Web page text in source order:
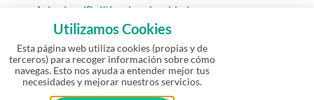
Aviso legalPolítica de privacidad
Política de CookiesGarantía
Política de devolución y reembolso
© Bleta 2026 – Todos los derechos
reservados | Empresa emergente·Un
Utilizamos Cookies
Esta página web utiliza cookies (propias y de
terceros) para recoger información sobre cómo
navegas. Esto nos ayuda a entender mejor tus
necesidades y mejorar nuestros servicios.